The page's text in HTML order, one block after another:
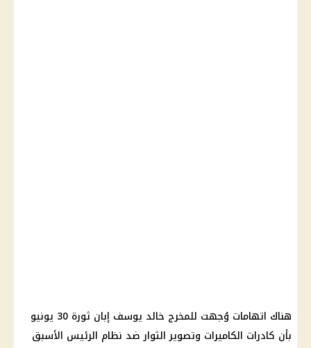
هناك اتهامات وُجهت للمخرج خالد يوسف إبان ثورة 30 يونيو
بأن كادرات الكاميرات وتصوير الثوار ضد نظام الرئيس الأسبق